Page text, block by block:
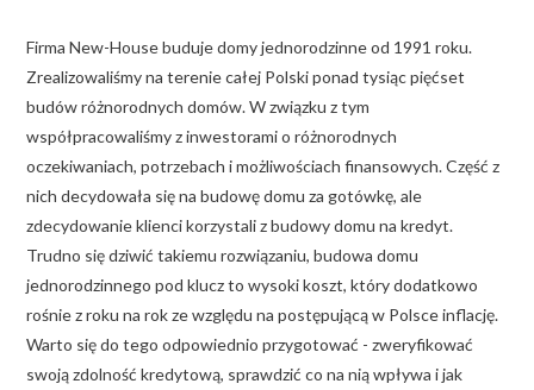
Firma New-House buduje domy jednorodzinne od 1991 roku.
Zrealizowaliśmy na terenie całej Polski ponad tysiąc pięćset
budów różnorodnych domów. W związku z tym
współpracowaliśmy z inwestorami o różnorodnych
oczekiwaniach, potrzebach i możliwościach finansowych. Część z
nich decydowała się na budowę domu za gotówkę, ale
zdecydowanie klienci korzystali z budowy domu na kredyt.
Trudno się dziwić takiemu rozwiązaniu, budowa domu
jednorodzinnego pod klucz to wysoki koszt, który dodatkowo
rośnie z roku na rok ze względu na postępującą w Polsce inflację.
Warto się do tego odpowiednio przygotować - zweryfikować
swoją zdolność kredytową, sprawdzić co na nią wpływa i jak